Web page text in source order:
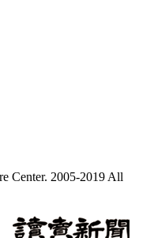
Center. 2005-2019 All